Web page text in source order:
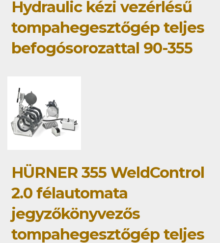
Hydraulic kézi vezérlésű
tompahegesztőgép teljes
befogósorozattal 90-355
HÜRNER 355 WeldControl
2.0 félautomata
jegyzőkönyvezős
tompahegesztőgép teljes